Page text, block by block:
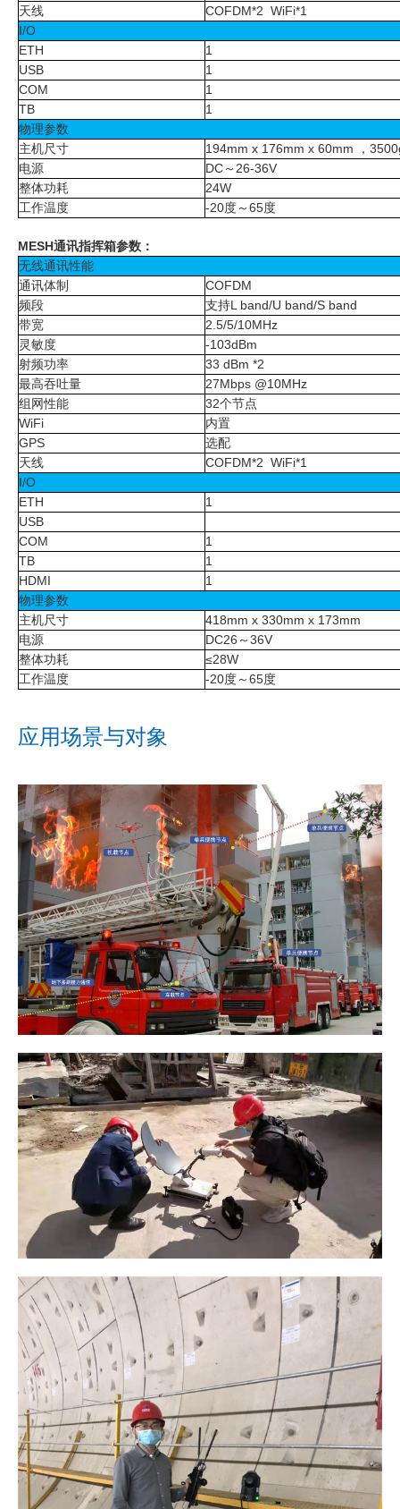
天线
COFDM*2 WiFi*1
I/O
ETH
1
USB
1
COM
1
TB
1
物理参数
主机尺寸
194mm x 176mm x 60mm ， 3500
电源
DC～ 26-36V
整体功耗
24W
工作温度
-20度～65度
MESH通讯指挥箱参数：
无线通讯性能
通讯体制
COFDM
频段
支持L band/U band/S band
带宽
2.5/5/10MHz
灵敏度
-103dBm
射频功率
33 dBm *2
最高吞吐量
27Mbps @10MHz
组网性能
32个节点
WiFi
内置
GPS
选配
天线
COFDM*2 WiFi*1
I/O
ETH
1
USB
COM
1
TB
1
HDMI
1
物理参数
主机尺寸
418mm x 330mm x 173mm
电源
DC26 ～36V
整体功耗
≤28W
工作温度
-20度～65度
应用场景与对象